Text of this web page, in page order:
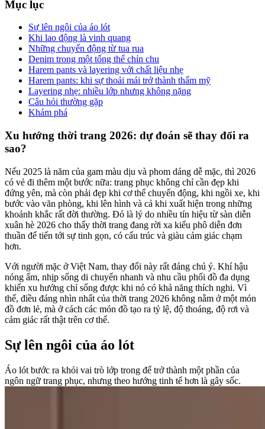
Mục lục
Sự lên ngôi của áo lót
Khi lao động là vinh quang
Những chuyển động từ tua rua
Denim trong một tổng thể chỉn chu
Harem pants và layering với chất liệu nhẹ
Harem pants: khi sự thoải mái trở thành thẩm mỹ
Layering nhẹ: nhiều lớp nhưng không nặng
Câu hỏi thường gặp
Khám phá
Xu hướng thời trang 2026: dự đoán sẽ thay đổi ra
sao?
Nếu 2025 là năm của gam màu dịu và phom dáng dễ mặc, thì 2026
có vẻ đi thêm một bước nữa: trang phục không chỉ cần đẹp khi
đứng yên, mà còn phải đẹp khi cơ thể chuyển động, khi ngồi xe, khi
bước vào văn phòng, khi lên hình và cả khi xuất hiện trong những
khoảnh khắc rất đời thường. Đó là lý do nhiều tín hiệu từ sàn diễn
xuân hè 2026 cho thấy thời trang đang rời xa kiểu phô diễn đơn
thuần để tiến tới sự tinh gọn, có cấu trúc và giàu cảm giác chạm
hơn.
Với người mặc ở Việt Nam, thay đổi này rất đáng chú ý. Khí hậu
nóng ẩm, nhịp sống di chuyển nhanh và nhu cầu phối đồ đa dụng
khiến xu hướng chỉ sống được khi nó có khả năng thích nghi. Vì
thế, điều đáng nhìn nhất của thời trang 2026 không nằm ở một món
đồ đơn lẻ, mà ở cách các món đồ tạo ra tỷ lệ, độ thoáng, độ rơi và
cảm giác rất thật trên cơ thể.
Sự lên ngôi của áo lót
Áo lót bước ra khỏi vai trò lớp trong để trở thành một phần của
ngôn ngữ trang phục, nhưng theo hướng tinh tế hơn là gây sốc.